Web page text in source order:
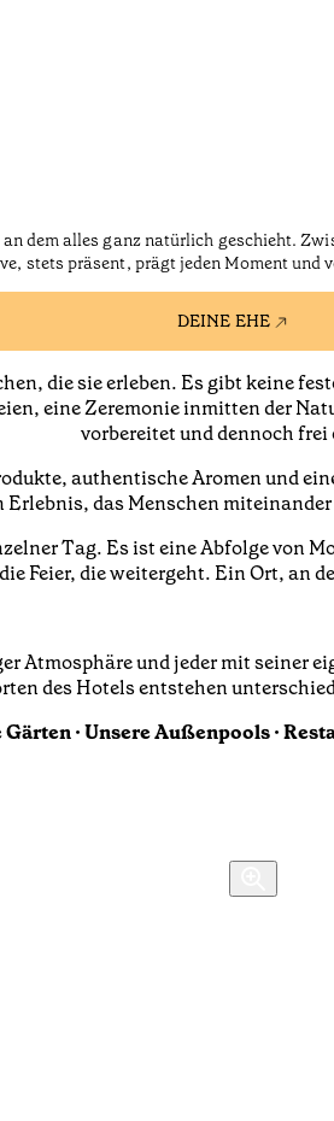
dem alles ganz natürlich geschieht.
stets präsent, prägt jeden Moment
DEINE EHE
die sie erleben. Es gibt keine
eine Zeremonie inmitten der
vorbereitet und dennoch frei
authentische Aromen und
Erlebnis, das Menschen
Tag. Es ist eine Abfolge von
Feier, die weitergeht. Ein Ort, an
Atmosphäre und jeder mit seiner
des Hotels entstehen
· Unsere Außenpools ·